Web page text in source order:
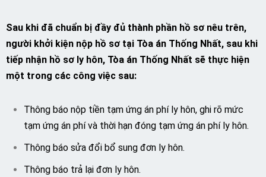
Sau khi đã chuẩn bị đầy đủ thành phần hồ sơ nêu trên,
người khởi kiện nộp hồ sơ tại Tòa án Thống Nhất, sau khi
tiếp nhận hồ sơ ly hôn, Tòa án Thống Nhất sẽ thực hiện
một trong các công việc sau:
Thông báo nộp tiền tạm ứng án phí ly hôn, ghi rõ mức
tạm ứng án phí và thời hạn đóng tạm ứng án phí ly hôn.
Thông báo sửa đổi bổ sung đơn ly hôn.
Thông báo trả lại đơn ly hôn.